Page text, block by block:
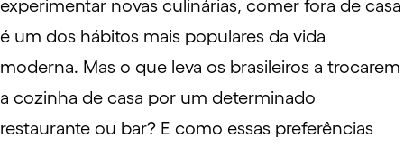
experimentar novas culinárias, comer fora de casa
é um dos hábitos mais populares da vida
moderna. Mas o que leva os brasileiros a trocarem
a cozinha de casa por um determinado
restaurante ou bar? E como essas preferências